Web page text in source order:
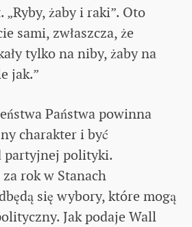
„Ryby, żaby i raki”. Oto
sami, zwłaszcza, że
tylko na niby, żaby na
jak.”
Państwa powinna
charakter i być
partyjnej polityki.
rok w Stanach
się wybory, które mogą
Jak podaje Wall